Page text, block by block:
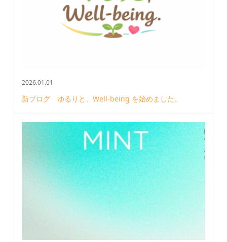
2026.01.01
新ブログ ゆるりと、Well-being を始めました。